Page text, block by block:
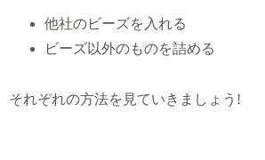
他社のビーズを入れる
ビーズ以外のものを詰める
それぞれの方法を見ていきましょう!